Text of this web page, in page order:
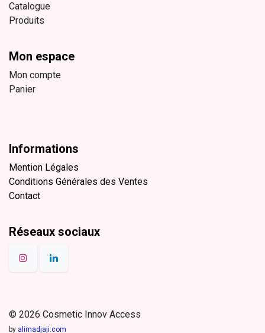
Catalogue
Produits
Mon espace
Mon compte
Panier
Informations
Mention Légales
Conditions Générales des Ventes
Contact
Réseaux sociaux
© 2026 Cosmetic Innov Access
by alimadjaji.com